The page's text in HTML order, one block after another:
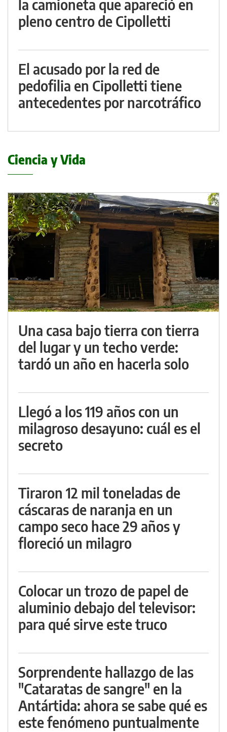
la camioneta que apareció en
pleno centro de Cipolletti
El acusado por la red de
pedofilia en Cipolletti tiene
antecedentes por narcotráfico
Ciencia y Vida
Una casa bajo tierra con tierra
del lugar y un techo verde:
tardó un año en hacerla solo
Llegó a los 119 años con un
milagroso desayuno: cuál es el
secreto
Tiraron 12 mil toneladas de
cáscaras de naranja en un
campo seco hace 29 años y
floreció un milagro
Colocar un trozo de papel de
aluminio debajo del televisor:
para qué sirve este truco
Sorprendente hallazgo de las
"Cataratas de sangre" en la
Antártida: ahora se sabe qué es
este fenómeno puntualmente